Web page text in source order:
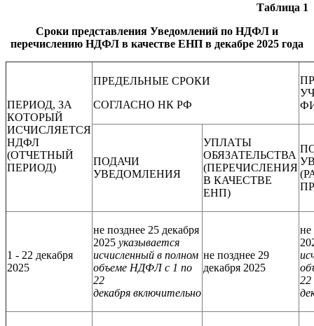
Таблица 1
Сроки представления Уведомлений по НДФЛ и
перечислению НДФЛ в качестве ЕНП в декабре 2025 года
ПЕРИОД, ЗА
КОТОРЫЙ
ИСЧИСЛЯЕТСЯ
НДФЛ
(ОТЧЕТНЫЙ
ПЕРИОД)
ПРЕДЕЛЬНЫЕ СРОКИ
СОГЛАСНО НК РФ
ПОДАЧИ
УВЕДОМЛЕНИЯ
УПЛАТЫ
ОБЯЗАТЕЛЬСТВА
(ПЕРЕЧИСЛЕНИЯ
В КАЧЕСТВЕ
ЕНП)
1 - 22 декабря
2025
не позднее 25 декабря
2025 указывается
исчисленный в полном
объеме НДФЛ с 1 по
22
декабря включительно
не позднее 29
декабря 2025
не
22